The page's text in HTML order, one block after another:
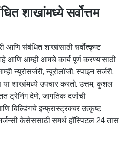
शाखांमध्ये सर्वोत्तम
आणि संबंधित शाखांसाठी सर्वोत्कृष्ट
आम्ही आमचे कार्य पूर्ण करण्यासाठी
न्यूरोसर्जरी, न्यूरोलॉजी, स्पाइन सर्जरी,
या शाखांमध्ये उपचार करतो. उत्तम, कुशल
ट्रेनिंग देणे, जागतिक दर्जाची
बिल्डिंगचे इन्फ्रास्ट्रक्चर उत्कृष्ट
केसेससाठी समर्थ हॉस्पिटल 24 तास